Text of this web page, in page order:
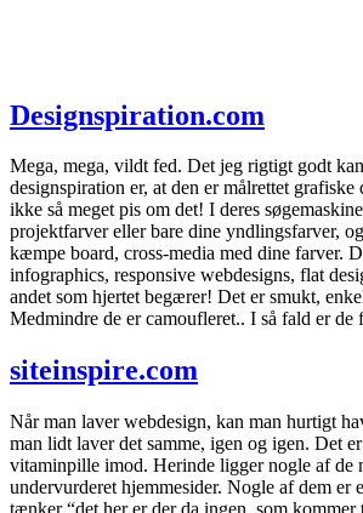
Designspiration.com
Mega, mega, vildt fed. Det jeg rigtigt godt
designspiration er, at den er målrettet grafiske
ikke så meget pis om det! I deres
projektfarver eller bare dine yndlingsfarver,
kæmpe board, cross-media med dine farver.
infographics, responsive webdesigns, flat
andet som hjertet begærer! Det er smukt,
Medmindre de er camoufleret.. I så fald er de
siteinspire.com
Når man laver webdesign, kan man hurtigt
man lidt laver det samme, igen og igen. Det
vitaminpille imod. Herinde ligger nogle af de
undervurderet hjemmesider. Nogle af dem er